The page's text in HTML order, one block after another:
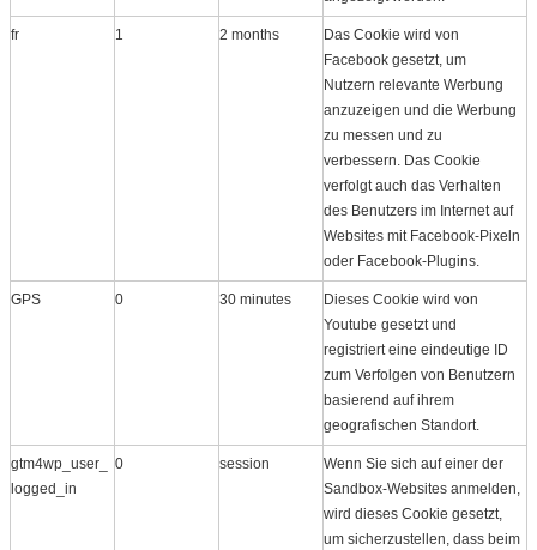
fr 1 2 months
Das Cookie wird von
Facebook gesetzt, um
Nutzern relevante Werbung
anzuzeigen und die Werbung
zu messen und zu
verbessern. Das Cookie
verfolgt auch das Verhalten
des Benutzers im Internet auf
Websites mit Facebook-Pixeln
oder Facebook-Plugins.
GPS 0 30 minutes
Dieses Cookie wird von
Youtube gesetzt und
registriert eine eindeutige ID
zum Verfolgen von Benutzern
basierend auf ihrem
geografischen Standort.
gtm4wp_user_
logged_in
0 session
Wenn Sie sich auf einer der
Sandbox-Websites anmelden,
wird dieses Cookie gesetzt,
um sicherzustellen, dass beim